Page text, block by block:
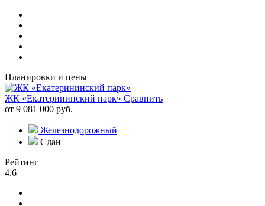
Планировки и цены
ЖК «Екатерининский парк» Сравнить
от 9 081 000 руб.
Железнодорожный
Сдан
Рейтинг
4.6